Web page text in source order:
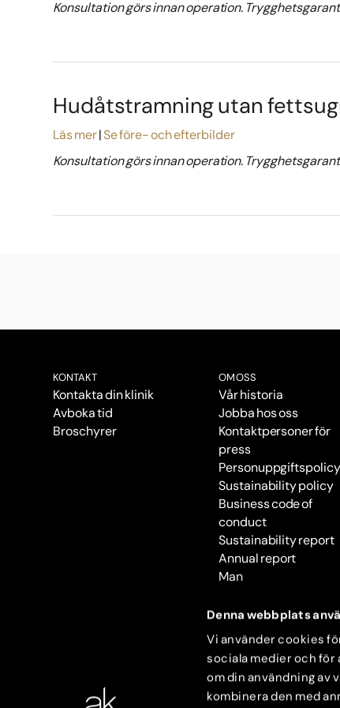
Denna webbplats
Vi använder cookies
sociala medier och
om din användning av
kombinera den med
Konsultation görs innan operation.
Hudåtstramning utan
Läs mer Se före- och efterbilder
Konsultation görs innan operation.
KONTAKT
Kontakta din klinik
Avboka tid
Broschyrer
OM OSS
Vår historia
Jobba hos oss
Kontaktpersoner för
press
Personuppgiftspolicy
Sustainability policy
Business code of
conduct
Sustainability report
Annual report
Man